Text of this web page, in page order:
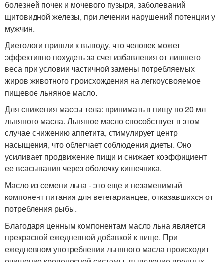
болезней почек и мочевого пузыря, заболеваний
щитовидной железы, при лечении нарушений потенции у
мужчин.
Диетологи пришли к выводу, что человек может
эффективно похудеть за счет избавления от лишнего
веса при условии частичной замены потребляемых
жиров животного происхождения на легкоусвояемое
пищевое льняное масло.
Для снижения массы тела: принимать в пищу по 20 мл
льняного масла. Льняное масло способствует в этом
случае снижению аппетита, стимулирует центр
насыщения, что облегчает соблюдения диеты. Оно
усиливает продвижение пищи и снижает коэффициент
ее всасывания через оболочку кишечника.
Масло из семени льна - это еще и незаменимый
компонент питания для вегетарианцев, отказавшихся от
потребления рыбы.
Благодаря ценным компонентам масло льна является
прекрасной ежедневной добавкой к пище. При
ежедневном употреблении льняного масла происходит